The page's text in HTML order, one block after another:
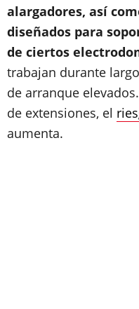
alargadores, así
diseñados para
de ciertos
trabajan durante
de arranque
de extensiones, el
aumenta.